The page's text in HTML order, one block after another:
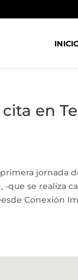
en
jornada
que se realiza
Conexión